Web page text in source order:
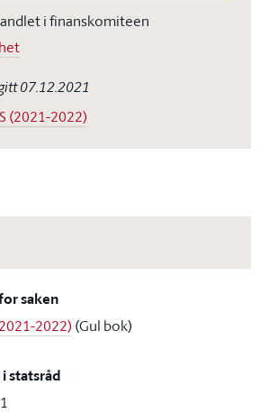
i finanskomiteen
07.12.2021
(2021-2022)
saken
2022) (Gul bok)
statsråd